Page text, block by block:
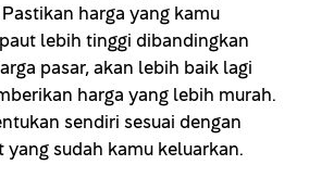
harga yang kamu
lebih tinggi dibandingkan
pasar, akan lebih baik lagi
harga yang lebih murah.
sendiri sesuai dengan
yang sudah kamu keluarkan.